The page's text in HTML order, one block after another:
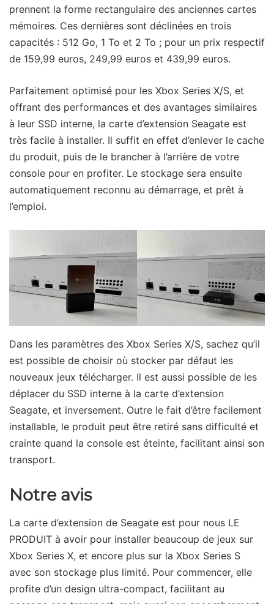
prennent la forme rectangulaire des anciennes cartes
mémoires. Ces dernières sont déclinées en trois
capacités : 512 Go, 1 To et 2 To ; pour un prix respectif
de 159,99 euros, 249,99 euros et 439,99 euros.
Parfaitement optimisé pour les Xbox Series X/S, et
offrant des performances et des avantages similaires
à leur SSD interne, la carte d’extension Seagate est
très facile à installer. Il suffit en effet d’enlever le cache
du produit, puis de le brancher à l’arrière de votre
console pour en profiter. Le stockage sera ensuite
automatiquement reconnu au démarrage, et prêt à
l’emploi.
Dans les paramètres des Xbox Series X/S, sachez qu’il
est possible de choisir où stocker par défaut les
nouveaux jeux télécharger. Il est aussi possible de les
déplacer du SSD interne à la carte d’extension
Seagate, et inversement. Outre le fait d’être facilement
installable, le produit peut être retiré sans difficulté et
crainte quand la console est éteinte, facilitant ainsi son
transport.
Notre avis
La carte d’extension de Seagate est pour nous LE
PRODUIT à avoir pour installer beaucoup de jeux sur
Xbox Series X, et encore plus sur la Xbox Series S
avec son stockage plus limité. Pour commencer, elle
profite d’un design ultra-compact, facilitant au